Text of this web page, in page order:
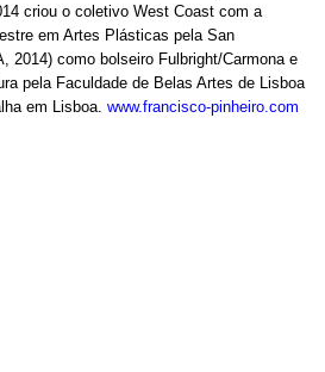
criou o coletivo West Coast com a
em Artes Plásticas pela San
2014) como bolseiro Fulbright/Carmona e
pela Faculdade de Belas Artes de Lisboa
em Lisboa. www.francisco-pinheiro.com